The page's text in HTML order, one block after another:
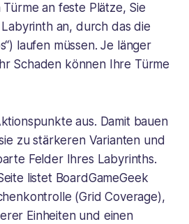
an feste Plätze, Sie
Labyrinth an, durch das die
laufen müssen. Je länger
Schaden können Ihre Türme
aus. Damit bauen
zu stärkeren Varianten und
Felder Ihres Labyrinths.
listet BoardGameGeek
(Grid Coverage),
Einheiten und einen